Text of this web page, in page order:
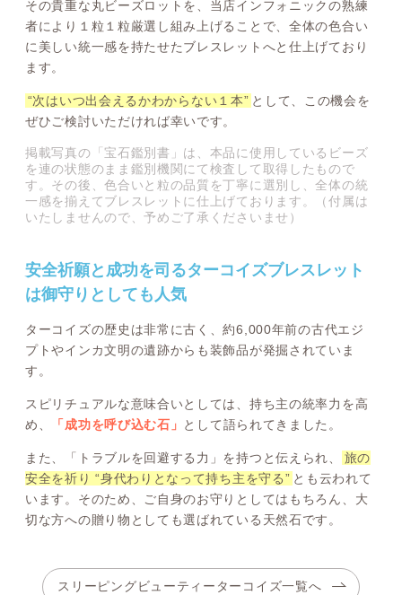
その貴重な丸ビーズロットを、当店インフォニックの熟練
者により１粒１粒厳選し組み上げることで、全体の色合い
に美しい統一感を持たせたブレスレットへと仕上げており
ます。
“次はいつ出会えるかわからない１本” として、この機会を
ぜひご検討いただければ幸いです。
掲載写真の「宝石鑑別書」は、本品に使用しているビーズ
を連の状態のまま鑑別機関にて検査して取得したもので
す。その後、色合いと粒の品質を丁寧に選別し、全体の統
一感を揃えてブレスレットに仕上げております。（付属は
いたしませんので、予めご了承くださいませ）
安全祈願と成功を司るターコイズブレスレット
は御守りとしても人気
ターコイズの歴史は非常に古く、約6,000年前の古代エジ
プトやインカ文明の遺跡からも装飾品が発掘されていま
す。
スピリチュアルな意味合いとしては、持ち主の統率力を高
め、
「成功を呼び込む石」 として語られてきました。
また、「トラブルを回避する力」を持つと伝えられ、
旅の
安全を祈り “身代わりとなって持ち主を守る” とも云われて
います。そのため、ご自身のお守りとしてはもちろん、大
切な方への贈り物としても選ばれている天然石です。
スリーピングビューティーターコイズ一覧へ